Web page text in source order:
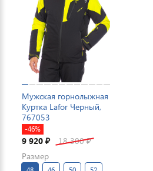
Мужская горнолыжная
Куртка Lafor Черный,
767053
-46%
9 920 ₽ 18 300₽
Размер